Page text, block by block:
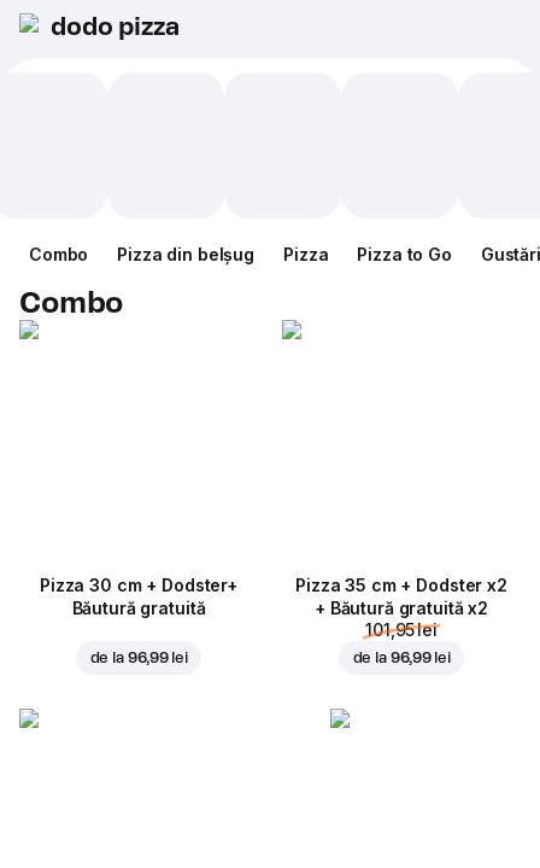
dodo pizza
Combo Pizza din belșug Pizza Pizza to Go Gustări
Combo
Pizza 30 cm + Dodster+
Băutură gratuită
de la 96,99 lei
Pizza 35 cm + Dodster x2
+ Băutură gratuită x2
101,95 lei
de la 96,99 lei